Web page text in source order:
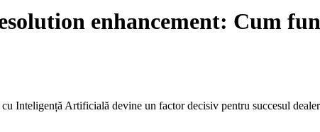
enhancement: Cum
Inteligență Artificială devine un factor decisiv pentru succesul